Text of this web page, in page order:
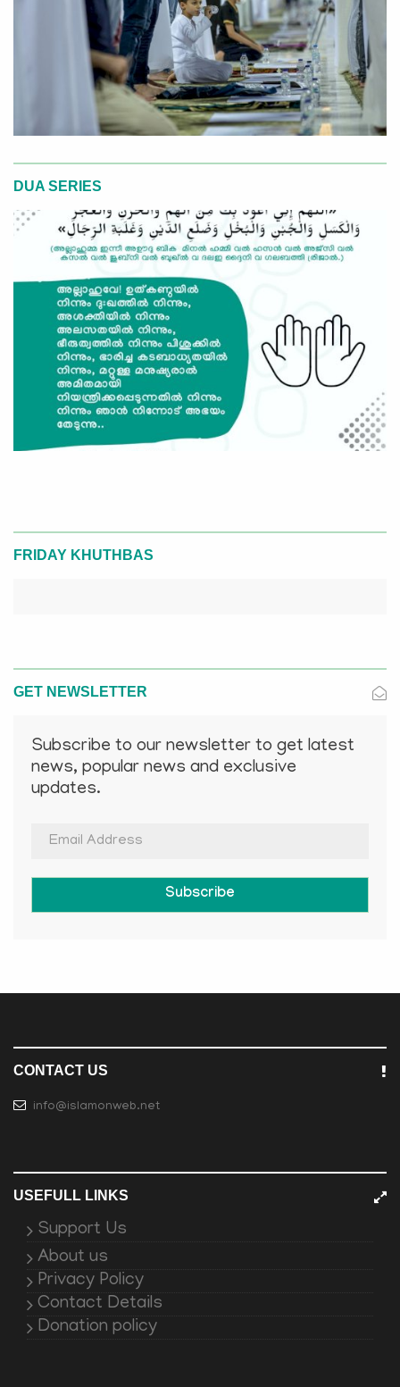
DUA SERIES
FRIDAY KHUTHBAS
GET NEWSLETTER
Subscribe to our newsletter to get latest
news, popular news and exclusive
updates.
Subscribe
CONTACT US
info@islamonweb.net
USEFULL LINKS
Support Us
About us
Privacy Policy
Contact Details
Donation policy